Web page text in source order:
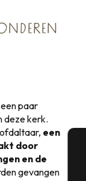
paar
deze kerk.
een
door
en de
gevangen